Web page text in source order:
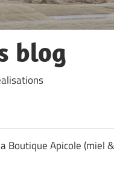
blog
Boutique Apicole (miel